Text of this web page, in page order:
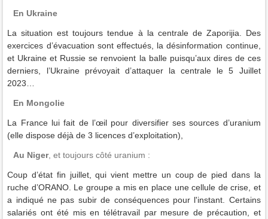
En Ukraine
La situation est toujours tendue à la centrale de Zaporijia. Des
exercices d’évacuation sont effectués, la désinformation continue,
et Ukraine et Russie se renvoient la balle puisqu’aux dires de ces
derniers, l’Ukraine prévoyait d’attaquer la centrale le 5 Juillet
2023…
En Mongolie
La France lui fait de l’œil pour diversifier ses sources d’uranium
(elle dispose déjà de 3 licences d’exploitation),
Au Niger, et toujours côté uranium :
Coup d’état fin juillet, qui vient mettre un coup de pied dans la
ruche d’ORANO. Le groupe a mis en place une cellule de crise, et
a indiqué ne pas subir de conséquences pour l'instant. Certains
salariés ont été mis en télétravail par mesure de précaution, et